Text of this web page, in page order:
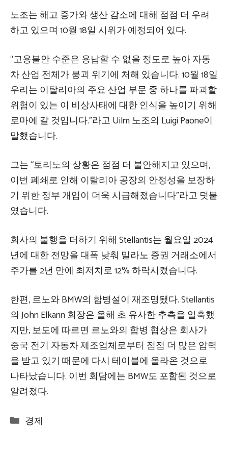
노조는 해고 증가와 생산 감소에 대해 점점 더 우려
하고 있으며 10월 18일 시위가 예정되어 있다.
“고용불안 수준은 용납할 수 없을 정도로 높아 자동
차 산업 전체가 붕괴 위기에 처해 있습니다. 10월 18일
우리는 이탈리아의 주요 산업 부문 중 하나를 파괴할
위험이 있는 이 비상사태에 대한 인식을 높이기 위해
로마에 갈 것입니다.”라고 Uilm 노조의 Luigi Paone이
말했습니다.
그는 “토리노의 상황은 점점 더 불안해지고 있으며,
이번 폐쇄로 인해 이탈리아 공장의 안정성을 보장하
기 위한 정부 개입이 더욱 시급해졌습니다”라고 덧붙
였습니다.
회사의 불행을 더하기 위해 Stellantis는 월요일 2024
년에 대한 전망을 대폭 낮춰 밀라노 증권 거래소에서
주가를 2년 만에 최저치로 12% 하락시켰습니다.
한편, 르노와 BMW의 합병설이 재조명됐다. Stellantis
의 John Elkann 회장은 올해 초 유사한 추측을 일축했
지만, 보도에 따르면 르노와의 합병 협상은 회사가
중국 전기 자동차 제조업체로부터 점점 더 많은 압력
을 받고 있기 때문에 다시 테이블에 올라온 것으로
나타났습니다. 이번 회담에는 BMW도 포함된 것으로
알려졌다.
Categories
경제